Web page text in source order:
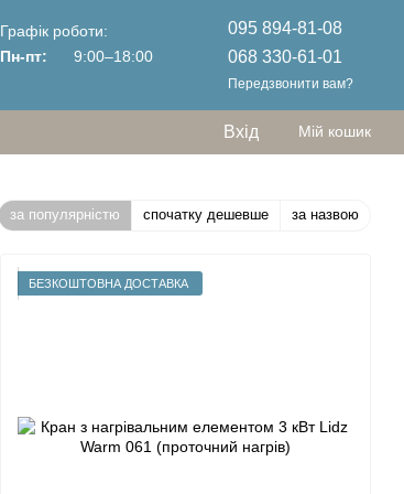
Графік роботи:
Пн-пт:
9:00–18:00
095 894-81-08
068 330-61-01
Передзвонити вам?
Вхід Мій кошик
за популярністю спочатку дешевше за назвою
БЕЗКОШТОВНА ДОСТАВКА